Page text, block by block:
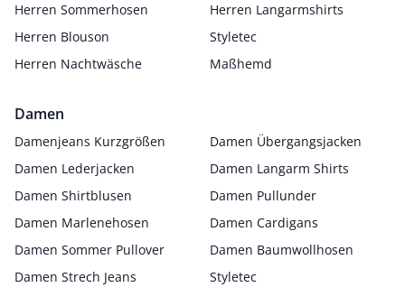
Herren Sommerhosen
Herren Langarmshirts
Herren Blouson
Styletec
Herren Nachtwäsche
Maßhemd
Damen
Damenjeans Kurzgrößen
Damen Übergangsjacken
Damen Lederjacken
Damen Langarm Shirts
Damen Shirtblusen
Damen Pullunder
Damen Marlenehosen
Damen Cardigans
Damen Sommer Pullover
Damen Baumwollhosen
Damen Strech Jeans
Styletec